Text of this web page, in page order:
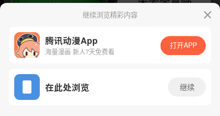
App免费看
继续浏览精彩内容
腾讯动漫App
海量漫画 新人7天免费看
打开APP
在此处浏览 继续